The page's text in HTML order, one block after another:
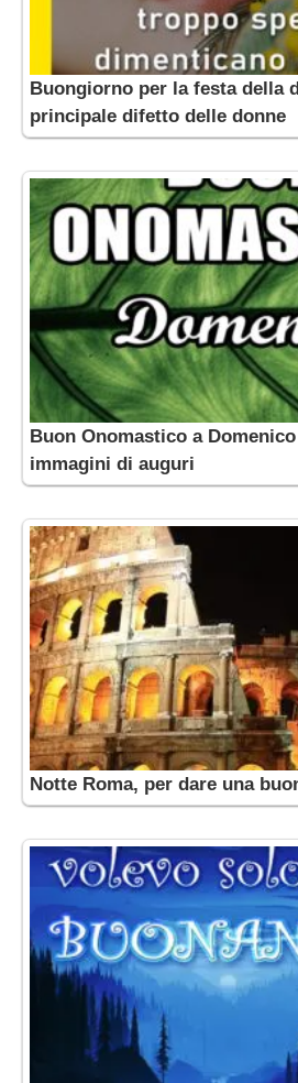
Buongiorno per la festa della
principale difetto delle donne
Buon Onomastico a
immagini di auguri
Notte Roma, per dare una